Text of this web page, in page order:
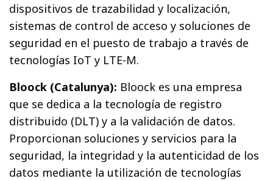
dispositivos de trazabilidad y localización,
sistemas de control de acceso y soluciones de
seguridad en el puesto de trabajo a través de
tecnologías IoT y LTE-M.
Bloock (Catalunya): Bloock es una empresa
que se dedica a la tecnología de registro
distribuido (DLT) y a la validación de datos.
Proporcionan soluciones y servicios para la
seguridad, la integridad y la autenticidad de los
datos mediante la utilización de tecnologías